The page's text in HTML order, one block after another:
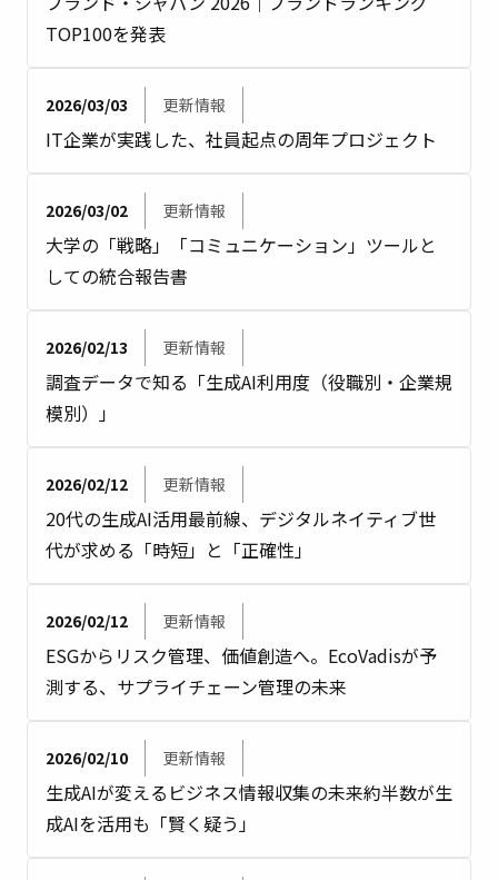
TOP100を発表
2026/03/03 更新情報
IT企業が実践した、社員起点の周年プロジェクト
2026/03/02 更新情報
大学の「戦略」「コミュニケーション」ツールと
しての統合報告書
2026/02/13 更新情報
調査データで知る「生成AI利用度（役職別・企業規
模別）」
2026/02/12 更新情報
20代の生成AI活用最前線、デジタルネイティブ世
代が求める「時短」と「正確性」
2026/02/12 更新情報
ESGからリスク管理、価値創造へ。EcoVadisが予
測する、サプライチェーン管理の未来
2026/02/10 更新情報
生成AIが変えるビジネス情報収集の未来――約半数が生
成AIを活用も「賢く疑う」